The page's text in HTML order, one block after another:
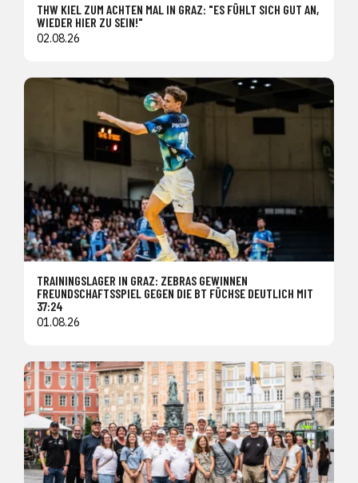
THW KIEL ZUM ACHTEN MAL IN GRAZ: "ES FÜHLT SICH GUT AN,
WIEDER HIER ZU SEIN!"
02.08.26
TRAININGSLAGER IN GRAZ: ZEBRAS GEWINNEN
FREUNDSCHAFTSSPIEL GEGEN DIE BT FÜCHSE DEUTLICH MIT
37:24
01.08.26